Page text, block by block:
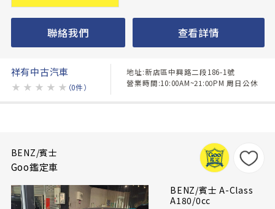
聯絡我們 查看詳情
祥有中古汽車
★ ★ ★ ★ ★ （0件）
地址:新店區中興路二段186-1號
營業時間:10:00AM~21:00PM 周日公休
BENZ/賓士
Goo鑑定車
BENZ/賓士 A-Class
A180/0cc